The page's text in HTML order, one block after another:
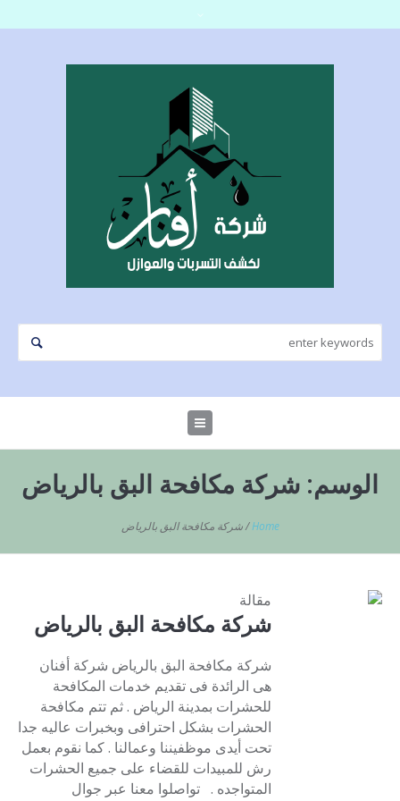
الوسم: شركة مكافحة البق بالرياض
Home
/شركة مكافحة البق بالرياض
مقالة
شركة مكافحة البق بالرياض
شركة مكافحة البق بالرياض شركة أفنان
هى الرائدة فى تقديم خدمات المكافحة
للحشرات بمدينة الرياض . ثم تتم مكافحة
الحشرات بشكل احترافى وبخبرات عاليه جدا
تحت أيدى موظفيننا وعمالنا . كما نقوم بعمل
رش للمبيدات للقضاء على جميع الحشرات
المتواجده . تواصلوا معنا عبر جوال